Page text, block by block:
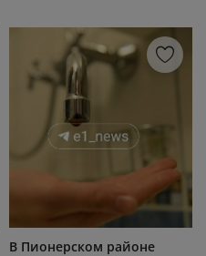
В Пионерском районе